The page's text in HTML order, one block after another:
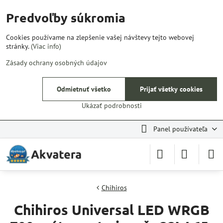
Panel používateľa
Chihiros
Chihiros Universal LED WRGB
Predvoľby súkromia
Cookies používame na zlepšenie vašej návštevy tejto webovej
stránky.(Viac info)
Zásady ochrany osobných údajov
Ukázať podrobnosti
Prijať všetky cookies
Odmietnuť všetko